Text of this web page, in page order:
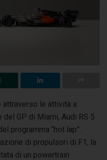
attraverso le attività a
del GP di Miami, Audi RS 5
programma “hot lap”.
di propulsori di F1, la
di un powertrain